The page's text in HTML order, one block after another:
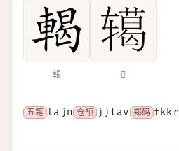
輵 𮝺
五笔 lajn 仓颉 jjtav 郑码 fkkr